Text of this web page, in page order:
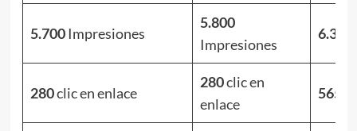
5.700Impresiones
5.800
Impresiones
6.300
280clic en enlace
280clic en
enlace
565